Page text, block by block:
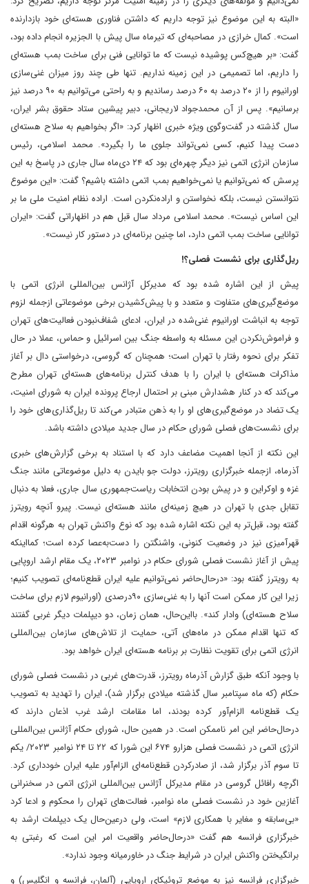
«البته به این موضوع نیز توجه داریم که داشتن فناوری هسته‌ای خود بازدارنده
است». کمال خرازی در مصاحبه‌ای که تیرماه سال پیش با الجزیره انجام داده بود،
گفت: «بر هیچ‌کس پوشیده نیست که ما توانایی فنی برای ساخت بمب هسته‌ای
را داریم، اما تصمیمی در این زمینه نداریم. تنها طی چند روز میزان غنی‌سازی
اورانیوم را از ۲۰ درصد به ۶۰ درصد رساندیم و به راحتی می‌توانیم به ۹۰ درصد نیز
برسانیم». پس از آن محمدجواد لاریجانی، دبیر پیشین ستاد حقوق بشر ایران،
سال گذشته در گفت‌وگوی ویژه خبری اظهار کرد: «اگر بخواهیم به سلاح هسته‌ای
دست پیدا کنیم، کسی نمی‌تواند جلوی ما را بگیرد‌». محمد اسلامی، رئیس
سازمان انرژی اتمی نیز دیگر چهره‌ای بود که ۲۴ دی‌ماه سال جاری در پاسخ به این
پرسش که نمی‌توانیم یا نمی‌خواهیم بمب‌ اتمی داشته باشیم؟ گفت: «این موضوع
نتوانستن نیست، بلکه نخواستن و اراده‌نکردن است. اراده نظام امنیت ملی ما بر
این اساس نیست». محمد اسلامی مرداد سال قبل هم در اظهاراتی‌ گفت: «ایران
توانایی ساخت بمب اتمی دارد، اما چنین برنامه‌ای در دستور کار نیست‌».
ریل‌گذاری برای نشست فصلی؟!
پیش از این اشاره شده بود که مدیرکل آژانس بین‌المللی انرژی اتمی با
موضع‌‌گیری‌های متفاوت و متعدد و با پیش‌کشیدن برخی موضوعاتی از‌جمله لزوم
توجه به انباشت اورانیوم غنی‌شده در ایران، ادعای شفاف‌‌نبودن فعالیت‌های تهران
و فراموش‌نکردن این مسئله به‌ واسطه جنگ بین اسرائیل و حماس، عملا در حال
تفکر برای نحوه رفتار با تهران است؛ همچنان ‌که گروسی، درخواستی دال بر آغاز
مذاکرات هسته‌ای با ایران را با هدف کنترل برنامه‌های هسته‌ای تهران مطرح
می‌کند که در کنار هشدارش مبنی بر احتمال ارجاع پرونده ایران به شورای امنیت،
یک تضاد در موضع‌گیری‌های او را به ذهن متبادر می‌کند تا ریل‌گذاری‌های خود را
برای نشست‌های فصلی شورای حکام در سال جدید میلادی داشته باشد.
این نکته از آنجا اهمیت مضاعف دارد که با استناد به برخی گزارش‌های خبری
آذر‌ماه، ازجمله خبرگزاری رویترز، دولت جو بایدن به دلیل موضوعاتی مانند جنگ
غزه و اوکراین و در‌ پیش‌ بودن انتخابات ریاست‌جمهوری سال جاری، فعلا به دنبال
تقابل جدی با تهران در هیچ زمینه‌ای مانند هسته‌ای نیست. پیرو آنچه رویترز
گفته بود، قبل‌تر به این نکته اشاره شده بود که نوع واکنش تهران به هرگونه اقدام
قهرآمیزی نیز در وضعیت کنونی، واشنگتن را دست‌به‌عصا کرده است؛ کما‌اینکه
پیش از آغاز نشست فصلی شورای حکام در نوامبر ۲۰۲۳، یک مقام ارشد اروپایی
به رویترز گفته بود: «درحال‌حاضر نمی‌توانیم علیه ایران قطع‌نامه‌ای تصویب کنیم؛
زیرا این کار ممکن است آنها را به غنی‌سازی ۹۰‌درصدی (اورانیوم لازم برای ساخت
سلاح هسته‌ای) وادار کند». با‌این‌حال، همان زمان، دو دیپلمات دیگر غربی گفتند
که تنها اقدام ممکن در ماه‌های آتی، حمایت از تلاش‌های سازمان بین‌المللی
انرژی اتمی برای تقویت نظارت بر برنامه هسته‌ای ایران خواهد بود.
با وجود آنکه طبق گزارش آذر‌ماه رویترز، قدرت‌های غربی در نشست فصلی شورای
حکام (که ماه سپتامبر سال گذشته میلادی برگزار شد)، ایران را تهدید به تصویب
یک قطع‌نامه الزام‌آور کرده بودند،‌ اما مقامات ارشد غرب اذعان دارند که
در‌حال‌حاضر این امر ناممکن است. در‌ همین‌ حال، شورای حکام آژانس بین‌المللی
انرژی اتمی در نشست فصلی هزار‌و ۶۷۴ این شورا که ۲۲ تا ۲۴ نوامبر ۲۰۲۳/ یکم
تا سوم آذر برگزار شد، از صادر‌کردن قطع‌نامه‌ای الزام‌آور علیه ایران خودداری کرد.
اگرچه رافائل گروسی در مقام مدیرکل آژانس بین‌المللی انرژی اتمی در سخنرانی
آغازین خود در نشست فصلی ماه نوامبر، فعالت‌های تهران را محکوم و ادعا کرد
«بی‌سابقه و مغایر با همکاری‌ لازم» است،‌ ولی در‌عین‌حال یک دیپلمات ارشد به
خبرگزاری فرانسه هم گفت «در‌حال‌حاضر واقعیت امر این است که رغبتی به
برانگیختن واکنش ایران در شرایط جنگ در خاورمیانه وجود ندارد‌».
خبرگزاری ‌فرانسه‌ نیز به موضع تروئیکای اروپایی (آلمان، فرانسه و انگلیس) و